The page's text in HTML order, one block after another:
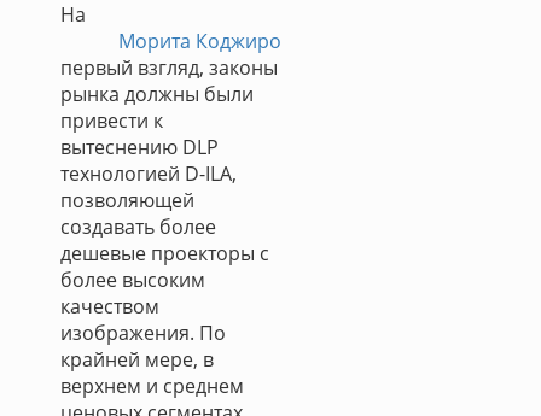
Морита Коджиро
На
первый взгляд, законы
рынка должны были
привести к
вытеснению DLP
технологией D-ILA,
позволяющей
создавать более
дешевые проекторы с
более высоким
качеством
изображения. По
крайней мере, в
верхнем и среднем